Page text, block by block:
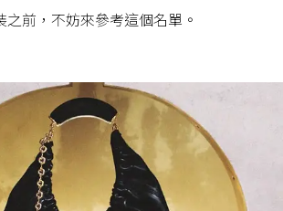
前，不妨來參考這個名單。